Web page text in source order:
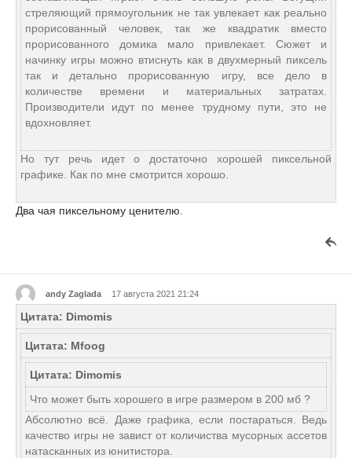
стреляющий прямоугольник не так увлекает как реально
прорисованный человек, так же квадратик вместо
прорисованного домика мало привлекает. Сюжет и
начинку игры можно втиснуть как в двухмерный пиксель
так и детально прорисованную игру, все дело в
количестве времени и материальных затратах.
Производители идут по менее трудному пути, это не
вдохновляет.
Но тут речь идет о достаточно хорошей пиксельной
графике. Как по мне смотрится хорошо.
Два чая пиксельному ценителю.
andy Zaglada 17 августа 2021 21:24
Цитата: Dimomis
Цитата: Mfoog
Цитата: Dimomis
Что может быть хорошего в игре размером в 200 мб ?
Абсолютно всё. Даже графика, если постараться. Ведь
качество игры не завист от количиства мусорных ассетов
натасканных из юнитистора.